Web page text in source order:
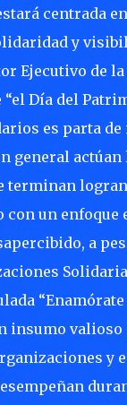
centrada
y
Ejecutivo de la
Día del
es parta de
general
terminan
un enfoque
a
“Enamórate
insumo
y